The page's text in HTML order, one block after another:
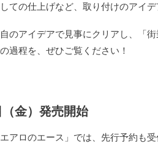
ての仕上げなど、取り付けのアイデ
のアイデアで見事にクリアし、「
過程を、ぜひご覧ください！
金）発売開始
アロのエース」では、先行予約も受